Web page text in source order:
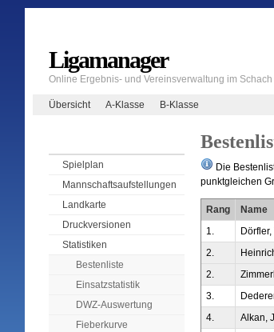
Ligamanager
Online Ergebnis- und Vereinsverwaltung im Schach
Übersicht A-Klasse B-Klasse
Spielplan
Mannschaftsaufstellungen
Landkarte
Druckversionen
Statistiken
Bestenliste
Einsatzstatistik
DWZ-Auswertung
Fieberkurve
Die
punktgleichen
Rang Name
1.
2.
2.
3.
4.
Alkan,